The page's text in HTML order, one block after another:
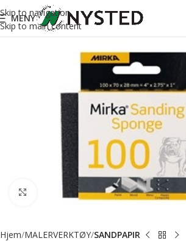
Skip to navigation
Skip to main content
MENY
Forstørr bilde
Hjem MALERVERKTØY SANDPAPIR